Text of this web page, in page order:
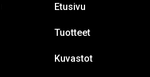
Etusivu
Tuotteet
Kuvastot